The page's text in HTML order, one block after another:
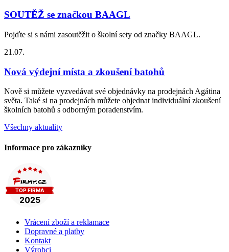
SOUTĚŽ se značkou BAAGL
Pojďte si s námi zasoutěžit o školní sety od značky BAAGL.
21.07.
Nová výdejní místa a zkoušení batohů
Nově si můžete vyzvedávat své objednávky na prodejnách Agátina
světa. Také si na prodejnách můžete objednat individuální zkoušení
školních batohů s odborným poradenstvím.
Všechny aktuality
Informace pro zákazníky
Vrácení zboží a reklamace
Dopravné a platby
Kontakt
Výrobci